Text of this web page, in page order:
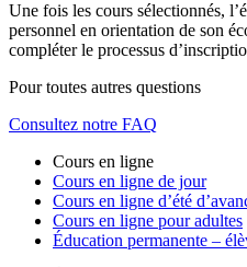
Une fois les cours sélectionnés,
personnel en orientation de son
compléter le processus
Pour toutes autres questions
Consultez notre FAQ
Cours en ligne
Cours en ligne de jour
Cours en ligne d’été
Cours en ligne pour adultes
Éducation permanente –